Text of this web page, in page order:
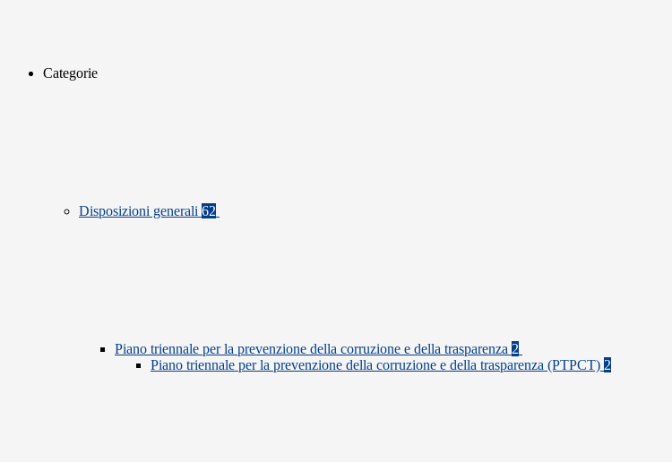
Categorie
Disposizioni generali 62
Piano triennale per la prevenzione della corruzione e della trasparenza 2
Piano triennale per la prevenzione della corruzione e della trasparenza (PTPCT) 2